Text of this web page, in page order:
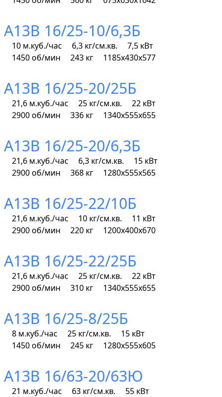
А13В 16/25-10/6,3Б
10 м.куб./час 6,3 кг/см.кв.
7,5 кВт
1450 об/мин
243 кг 1185х430х577
А13В 16/25-20/25Б
21,6 м.куб./час 25 кг/см.кв.
22 кВт
2900 об/мин
336 кг 1340х555х655
А13В 16/25-20/6,3Б
21,6 м.куб./час 6,3 кг/см.кв.
15 кВт
2900 об/мин
368 кг 1280х555х565
А13В 16/25-22/10Б
21,6 м.куб./час 10 кг/см.кв.
11 кВт
2900 об/мин
220 кг 1200х400х670
А13В 16/25-22/25Б
21,6 м.куб./час 25 кг/см.кв.
22 кВт
2900 об/мин
310 кг 1340х555х655
А13В 16/25-8/25Б
8 м.куб./час 25 кг/см.кв.
15 кВт
1450 об/мин
245 кг 1280х555х605
А13В 16/63-20/63Ю
21 м.куб./час 63 кг/см.кв.
55 кВт